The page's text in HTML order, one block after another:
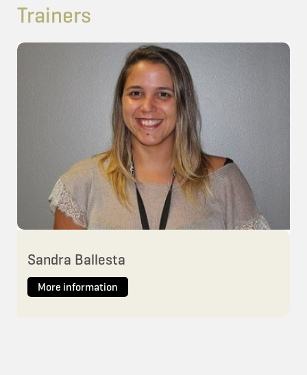
Trainers
Sandra Ballesta
More information